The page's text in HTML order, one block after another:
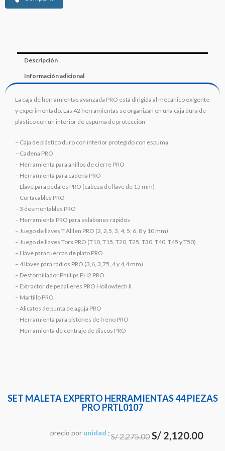
Descripción
Información adicional
La caja de herramientas avanzada PRO está dirigida al mecánico exigente
y experimentado. Las 42 herramientas se organizan en una caja dura de
plástico con un interior de espuma de protección
– Caja de plástico duro con interior protegido con espuma
– Cadena PRO
– Herramienta para anillos de cierre PRO
– Herramienta para cadena PRO
– Llave para pedales PRO (cabeza de llave de 15 mm)
– Cortacables PRO
– 3 desmontables PRO
– Herramienta PRO para eslabones rápidos
– Juego de llaves T Alllen PRO (2, 2,5, 3, 4, 5, 6, 8 y 10 mm)
– Juego de llaves Torx PRO (T10, T15, T20, T25, T30, T40, T45 y T50)
– Llave para tuercas de plato PRO
– 4 llaves para radios PRO (3,6, 3,75, 4 y 4,4 mm)
– Destornillador Phillips PH2 PRO
– Extractor de pedalieres PRO Hollowtech II
– Martillo PRO
– Alicates de punta de aguja PRO
– Herramienta para pistones de freno PRO
– Herramienta de centraje de discos PRO
SET MALETA EXPERTO HERRAMIENTAS 44 PIEZAS
PRO PRTL0107
precio por unidad :S/2,275.00 El
S/ 2,120.00El